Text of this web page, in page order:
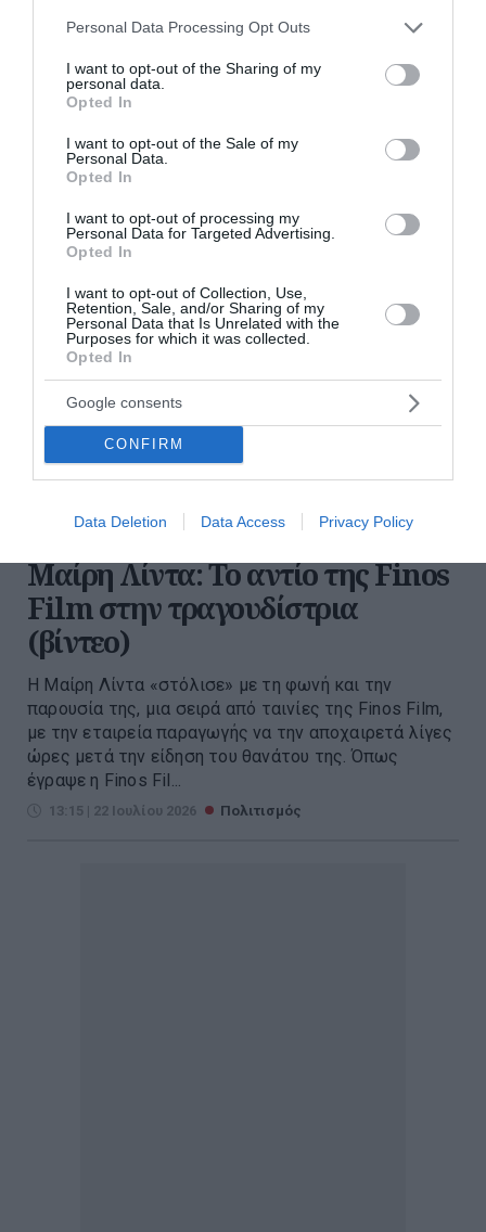
Please note that this website/app uses one or more Google
not limited to your visit or usage behaviour. You may click to
grant or deny consent to Google and its third-party tags to
use your data for below specified purposes in below Google
consent section.
Personal Data Processing Opt Outs
I want to opt-out of the Sharing of my
personal data.
Opted In
I want to opt-out of the Sale of my
Personal Data.
Opted In
I want to opt-out of processing my
Personal Data for Targeted Advertising.
Opted In
I want to opt-out of Collection, Use,
Retention, Sale, and/or Sharing of my
Personal Data that Is Unrelated with the
Purposes for which it was collected.
Opted In
Google consents
CONFIRM
Data Deletion Data Access Privacy Policy
Μουσικής Αθηνών
Κάλλας «Με το βλέμμα της Nelly’s», η Μάγδα
Μαυρογιάννη με τον Κάρολο Ζουγανέλη ενώνουν
εμφάνιση στο Μέγαρο Μουσική...
15:45 | 29 Ιουλίου 2026
Μαίρη Λίντα: Το αντίο της Finos
Film στην τραγουδίστρια
(βίντεο)
Η Μαίρη Λίντα «στόλισε» με τη φωνή και την
παρουσία της, μια σειρά από ταινίες της Finos Film,
με την εταιρεία παραγωγής να την αποχαιρετά λίγες
ώρες μετά την είδηση του θανάτου της. Όπως
έγραψε η Finos Fil...
13:15 | 22 Ιουλίου 2026 Πολιτισμός